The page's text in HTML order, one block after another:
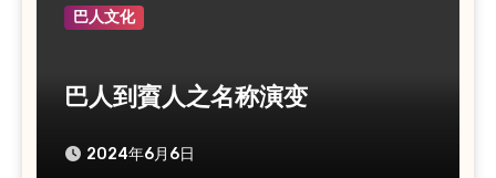
巴人文化
巴人到賨人之名称演变
2024年6月6日